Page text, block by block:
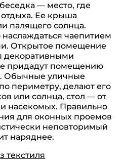
— место, где
отдыха. Ее крыша
палящего солнца.
чаепитием
Открытое помещение
декоративными
придадут помещению
Обычные уличные
периметру, делают его
или солнца, стол — от
насекомых. Правильно
для оконных проемов
неповторимый
наряднее.
текстиля